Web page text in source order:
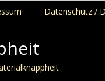
Datenschutz /